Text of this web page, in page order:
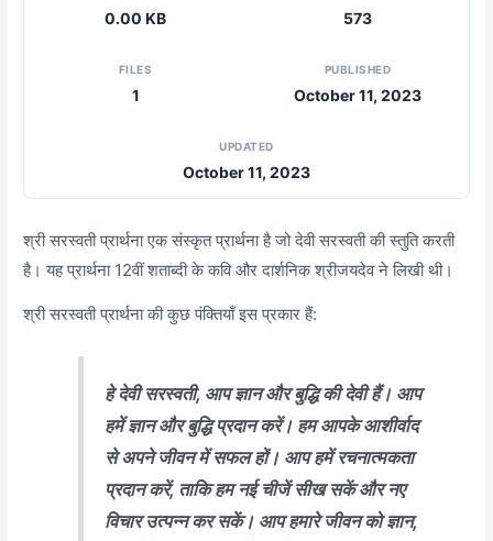
0.00 KB 573
FILES
1
PUBLISHED
October 11, 2023
UPDATED
October 11, 2023
श्री सरस्वती प्रार्थना एक संस्कृत प्रार्थना है जो देवी सरस्वती की स्तुति करती
है। यह प्रार्थना 12वीं शताब्दी के कवि और दार्शनिक श्रीजयदेव ने लिखी थी।
श्री सरस्वती प्रार्थना की कुछ पंक्तियाँ इस प्रकार हैं:
हे देवी सरस्वती, आप ज्ञान और बुद्धि की देवी हैं। आप
हमें ज्ञान और बुद्धि प्रदान करें। हम आपके आशीर्वाद
से अपने जीवन में सफल हों। आप हमें रचनात्मकता
प्रदान करें, ताकि हम नई चीजें सीख सकें और नए
विचार उत्पन्न कर सकें। आप हमारे जीवन को ज्ञान,